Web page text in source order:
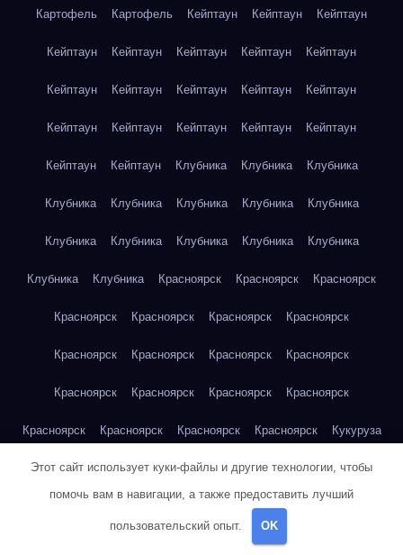
Картофель Картофель Кейптаун Кейптаун Кейптаун
Кейптаун Кейптаун Кейптаун Кейптаун Кейптаун
Кейптаун Кейптаун Кейптаун Кейптаун Кейптаун
Кейптаун Кейптаун Кейптаун Кейптаун Кейптаун
Кейптаун Кейптаун Клубника Клубника Клубника
Клубника Клубника Клубника Клубника Клубника
Клубника Клубника Клубника Клубника Клубника
Клубника Клубника Красноярск Красноярск Красноярск
Красноярск Красноярск Красноярск Красноярск
Красноярск Красноярск Красноярск Красноярск
Красноярск Красноярск Красноярск Красноярск
Красноярск Красноярск Красноярск Красноярск Кукуруза
Кукуруза Кукуруза Кукуруза Кукуруза Кукуруза
Кукуруза
Куриная грудка
Этот сайт использует куки-файлы и другие технологии, чтобы
помочь вам в навигации, а также предоставить лучший
пользовательский опыт. OK